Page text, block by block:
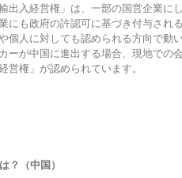
出入経営権」は、一部の国営企業に
にも政府の許認可に基づき付与され
個人に対しても認められる方向で動い
ーが中国に進出する場合、現地での
営権」が認められています。
？（中国）